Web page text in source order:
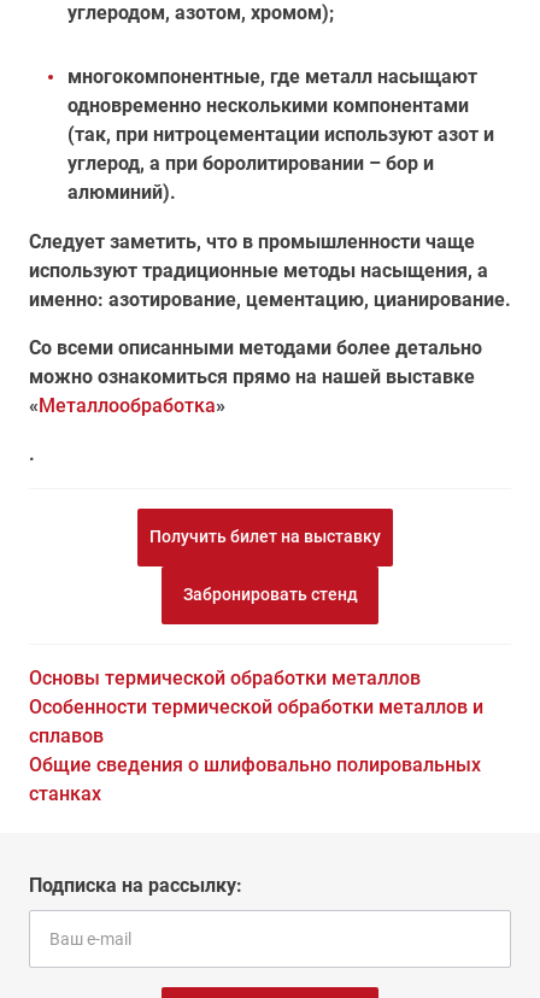
углеродом, азотом, хромом);
многокомпонентные, где металл насыщают
одновременно несколькими компонентами
(так, при нитроцементации используют азот и
углерод, а при боролитировании – бор и
алюминий).
Следует заметить, что в промышленности чаще
используют традиционные методы насыщения, а
именно: азотирование, цементацию, цианирование.
Со всеми описанными методами более детально
можно ознакомиться прямо на нашей выставке
«Металлообработка»
.
Получить билет на выставку
Забронировать стенд
Основы термической обработки металлов
Особенности термической обработки металлов и
сплавов
Общие сведения о шлифовально полировальных
станках
Подписка на рассылку: